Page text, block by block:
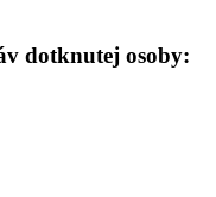
dotknutej osoby: